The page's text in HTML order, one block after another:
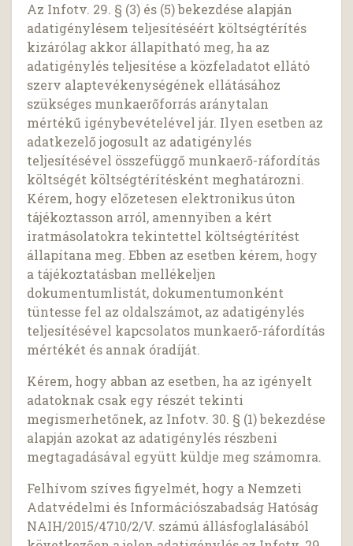
Az Infotv. 29. § (3) és (5) bekezdése alapján
adatigénylésem teljesítéséért költségtérítés
kizárólag akkor állapítható meg, ha az
adatigénylés teljesítése a közfeladatot ellátó
szerv alaptevékenységének ellátásához
szükséges munkaerőforrás aránytalan
mértékű igénybevételével jár. Ilyen esetben az
adatkezelő jogosult az adatigénylés
teljesítésével összefüggő munkaerő-ráfordítás
költségét költségtérítésként meghatározni.
Kérem, hogy előzetesen elektronikus úton
tájékoztasson arról, amennyiben a kért
iratmásolatokra tekintettel költségtérítést
állapítana meg. Ebben az esetben kérem, hogy
a tájékoztatásban mellékeljen
dokumentumlistát, dokumentumonként
tüntesse fel az oldalszámot, az adatigénylés
teljesítésével kapcsolatos munkaerő-ráfordítás
mértékét és annak óradíját.
Kérem, hogy abban az esetben, ha az igényelt
adatoknak csak egy részét tekinti
megismerhetőnek, az Infotv. 30. § (1) bekezdése
alapján azokat az adatigénylés részbeni
megtagadásával együtt küldje meg számomra.
Felhívom szíves figyelmét, hogy a Nemzeti
Adatvédelmi és Információszabadság Hatóság
NAIH/2015/4710/2/V. számú állásfoglalásából